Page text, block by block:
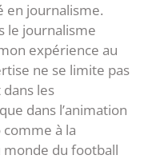
en journalisme.
le journalisme
expérience au
ne se limite pas
dans les
dans l’animation
comme à la
du football